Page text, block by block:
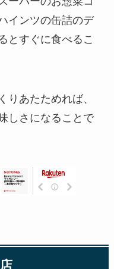
インツの缶詰のデ
とすぐに食べるこ
りあたためれば、
しさになることで